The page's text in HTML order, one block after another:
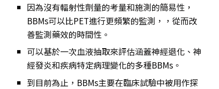
因為沒有輻射性劑量的考量和施測的簡易性，
BBMs可以比PET進行更頻繁的監測，，從而改
善監測藥效的時間性。
可以基於一次血液抽取來評估涵蓋神經退化、神
經發炎和疾病特定病理變化的多種BBMs。
到目前為止，BBMs主要在臨床試驗中被用作探